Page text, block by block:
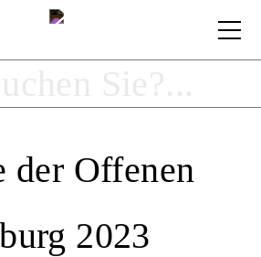
der Offenen
2023